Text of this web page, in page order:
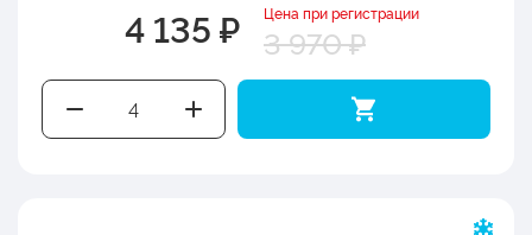
4 135 ₽ Цена при регистрации
3 970 ₽